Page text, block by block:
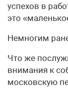
успехов в
это
Немногим
Что же
внимания к
московскую